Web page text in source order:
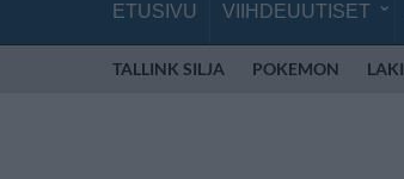
ETUSIVU VIIHDEUUTISET
TALLINK SILJA POKEMON LAKI